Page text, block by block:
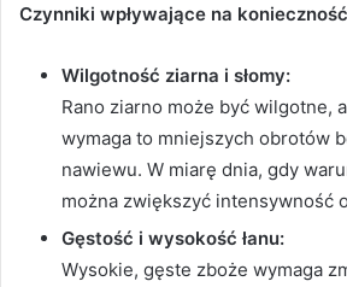
Czynniki wpływające na
Wilgotność ziarna i słomy:
Rano ziarno może być wilgotne,
wymaga to mniejszych obrotów
nawiewu. W miarę dnia, gdy
można zwiększyć intensywność
Gęstość i wysokość łanu:
Wysokie, gęste zboże wymaga